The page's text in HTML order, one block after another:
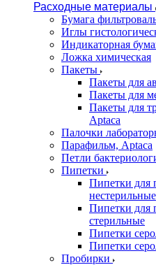
Расходные материалы
Бумага
Иглы
Индикаторная
Ложка химическая
Пакеты
Пакеты для
Пакеты для
Пакеты для
Aptaca
Палочки
Парафильм, Aptaca
Петли
Пипетки
Пипетки для
нестерильные
Пипетки для
стерильные
Пипетки
Пипетки
Пробирки